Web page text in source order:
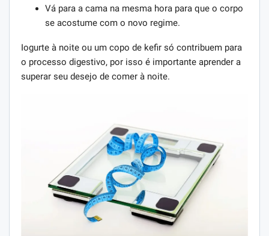
Vá para a cama na mesma hora para que o corpo
se acostume com o novo regime.
Iogurte à noite ou um copo de kefir só contribuem para
o processo digestivo, por isso é importante aprender a
superar seu desejo de comer à noite.